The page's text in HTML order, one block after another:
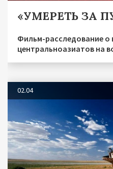
«УМЕРЕТЬ ЗА
Фильм-расследование о
центральноазиатов на
02.04